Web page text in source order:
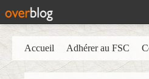
Accueil Adhérer au FSC